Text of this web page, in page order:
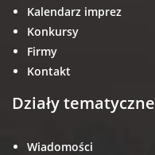
Kalendarz imprez
Konkursy
Firmy
Kontakt
Działy tematyczne
Wiadomości